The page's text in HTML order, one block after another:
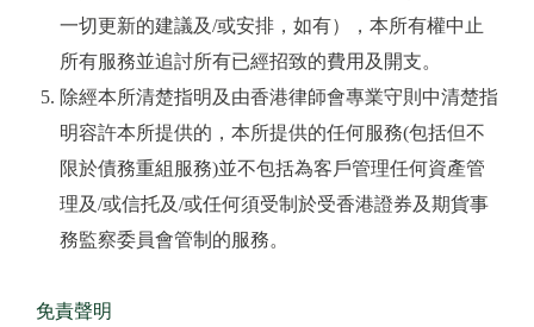
一切更新的建議及/或安排，如有），本所有權中止
所有服務並追討所有已經招致的費用及開支。
除經本所清楚指明及由香港律師會專業守則中清楚指
明容許本所提供的，本所提供的任何服務(包括但不
限於債務重組服務)並不包括為客戶管理任何資產管
理及/或信托及/或任何須受制於受香港證券及期貨事
務監察委員會管制的服務。
免責聲明